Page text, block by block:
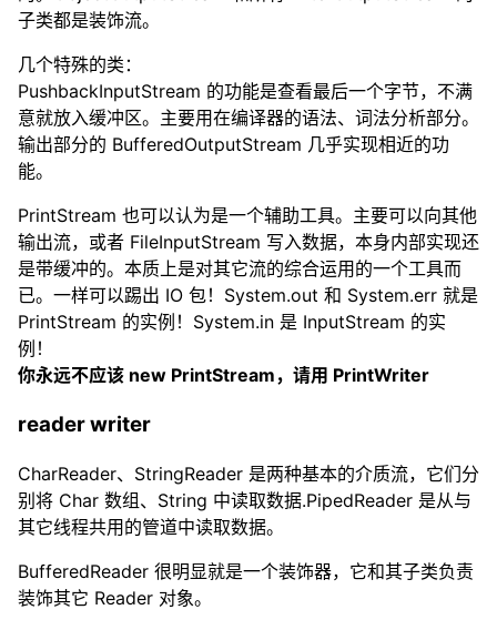
子类都是装饰流。
几个特殊的类：
PushbackInputStream 的功能是查看最后一个字节，不满
意就放入缓冲区。主要用在编译器的语法、词法分析部分。
输出部分的 BufferedOutputStream 几乎实现相近的功
能。
PrintStream 也可以认为是一个辅助工具。主要可以向其他
输出流，或者 FileInputStream 写入数据，本身内部实现还
是带缓冲的。本质上是对其它流的综合运用的一个工具而
已。一样可以踢出 IO 包！System.out 和 System.err 就是
PrintStream 的实例！System.in 是 InputStream 的实
例！
你永远不应该 new PrintStream，请用 PrintWriter
reader writer
CharReader、StringReader 是两种基本的介质流，它们分
别将 Char 数组、String 中读取数据.PipedReader 是从与
其它线程共用的管道中读取数据。
BufferedReader 很明显就是一个装饰器，它和其子类负责
装饰其它 Reader 对象。